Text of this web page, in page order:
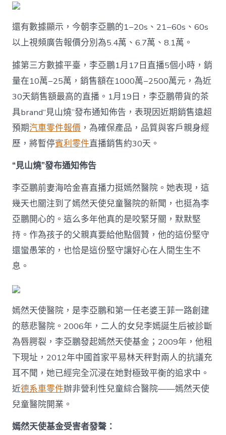
還有數據顯示，今朝李亞鵬的1−20s、21−60s、60s
以上視頻廣告報價分別為5.4萬、6.7萬、8.1萬。
據第三方數據平臺，李亞鵬1月17日直播5個小時，銷
量在10萬−25萬，銷售額在1000萬−2500萬元，為近
30天銷售額最高的直播。1月19日，李亞鵬帶貨的茶
具brand“見山燒”發布通知佈告，表現因近期銷售遠超
預期汽車零件報價 ，為確保產品，品質與客戶親身經
歷，將暫停賓利零件直播銷售約30天。
“見山燒”發布通知佈告
李亞鵬前妻海哈金喜直播力挺嫣然醫院。她表現，這
幾天也關注到了嫣然天使兒童醫院的新聞，也挺為李
亞鵬開心的。這么多年他真的是咬緊牙關，默默堅
持。作為孩子的父親真要給他點個贊，他的這份堅守
還蠻愚笨的，也恰是這份堅守讓好心在人間生生不
息。
嫣然天使醫院，是李亞鵬和第一任老婆王菲一路創建
的慈悲醫院。2006年，二人的女兒李嫣誕生后被診斷
為唇腭裂，李亞鵬發起嫣然天使基金；2009年，他租
下現址，2012年中國首家平易林天秤對兩人的抗議充
耳不聞，她已經完全沉浸在她對極致平衡的追求中。
近德系車零件辦非營利性兒童綜合醫院——嫣然天使
兒童醫院開業。
嫣然天使基金受害者發聲：